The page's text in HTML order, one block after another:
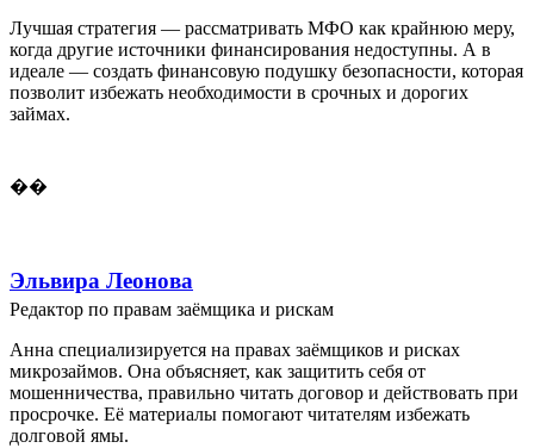
Лучшая стратегия — рассматривать МФО как крайнюю меру,
когда другие источники финансирования недоступны. А в
идеале — создать финансовую подушку безопасности, которая
позволит избежать необходимости в срочных и дорогих
займах.
��
Эльвира Леонова
Редактор по правам заёмщика и рискам
Анна специализируется на правах заёмщиков и рисках
микрозаймов. Она объясняет, как защитить себя от
мошенничества, правильно читать договор и действовать при
просрочке. Её материалы помогают читателям избежать
долговой ямы.